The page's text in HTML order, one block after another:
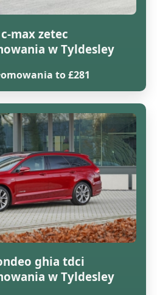
max zetec
w Tyldesley
to £281
ghia tdci
w Tyldesley